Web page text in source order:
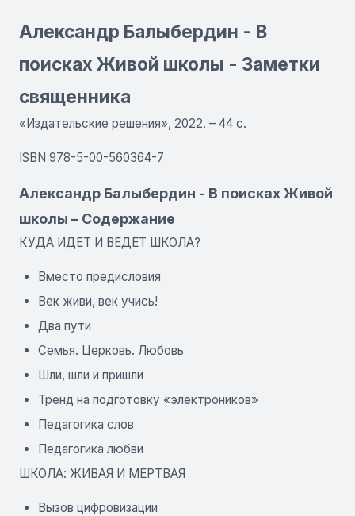
Александр Балыбердин - В
поисках Живой школы - Заметки
священника
«Издательские решения», 2022. – 44 с.
ISBN 978-5-00-560364-7
Александр Балыбердин - В поисках Живой
школы – Содержание
КУДА ИДЕТ И ВЕДЕТ ШКОЛА?
Вместо предисловия
Век живи, век учись!
Два пути
Семья. Церковь. Любовь
Шли, шли и пришли
Тренд на подготовку «электроников»
Педагогика слов
Педагогика любви
ШКОЛА: ЖИВАЯ И МЕРТВАЯ
Вызов цифровизации